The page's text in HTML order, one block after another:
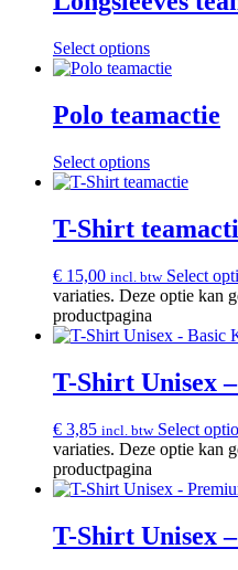
Select options
Polo teamactie
Select options
T-Shirt
€ 15,00 incl. btw Select
variaties. Deze optie kan
productpagina
T-Shirt Unisex
€ 3,85 incl. btw Select
variaties. Deze optie kan
productpagina
T-Shirt Unisex